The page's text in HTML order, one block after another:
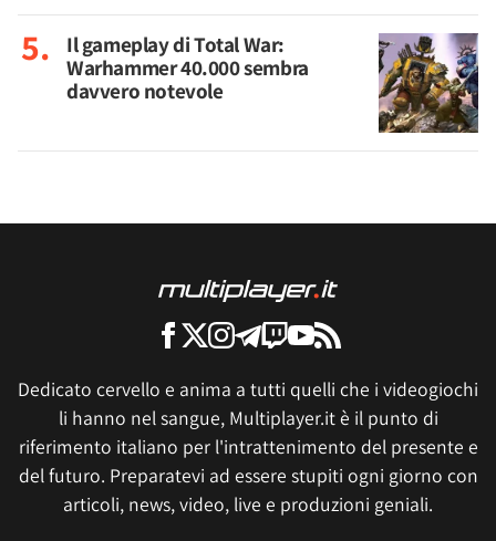
Il gameplay di Total War:
Warhammer 40.000 sembra
davvero notevole
Dedicato cervello e anima a tutti quelli che i videogiochi
li hanno nel sangue, Multiplayer.it è il punto di
riferimento italiano per l'intrattenimento del presente e
del futuro. Preparatevi ad essere stupiti ogni giorno con
articoli, news, video, live e produzioni geniali.